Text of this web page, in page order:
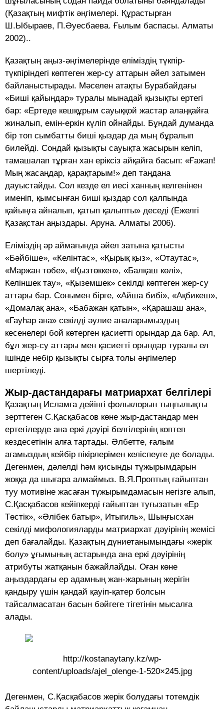
(Қазақтың мифтік әңгімелері. Құрастырған
Ш.Ыбыраев, П.Әуесбаева. Ғылым баспасы. Алматы
2002)..
Қазақтың аңыз-әңгімелерінде еліміздің түкпір-
түкпіріндегі көптеген жер-су аттарын әйел затымен
байланыстырады. Мәселен атақты Бурабайдағы
«Биші қайыңдар» туралы мынадай қызықты ертегі
бар: «Ертеде кешқұрым сауыққой жастар алаңқайға
жиналып, емін-еркін күліп ойнайды. Бұндай думанда
бір топ сымбатты биші қыздар да мың бұралып
билейді. Сондай қызықты сауықта жасырын келіп,
тамашалап тұрған хан еріксіз айқайға басып: «Ғажап!
Мың жасаңдар, қарақтарым!» деп таңдана
дауыстайды. Сол кезде ел иесі ханның келгенінен
именіп, қымсынған биші қыздар сол қалпында
қайыңға айналып, қатып қалыпты» деседі (Ежелгі
Қазақстан аңыздары. Аруна. Алматы 2006).
Еліміздің әр аймағында әйел затына қатысты
«Бәйбіше», «Келінтас», «Қырық қыз», «Отаутас»,
«Маржан төбе», «Қызтөккен», «Балқаш көлі»,
Келіншек тау», «Қыземшек» секілді көптеген жер-су
аттары бар. Сонымен бірге, «Айша бибі», «Ақбикеш»,
«Домалақ ана», «Бабажан қатын», «Қарашаш ана»,
«Гауһар ана» секілді әулие аналарымыздың
кесенелері бой көтерген қасиетті орындар да бар. Ал,
бұл жер-су аттары мен қасиетті орындар туралы ел
ішінде небір қызықты сырға толы әңгімелер
шертіледі.
Жыр-дастандарағы матриархат белгілері
Қазақтың Исламға дейінгі фольклорын тыңғылықты
зерттеген С.Қасқабасов көне жыр-дастандар мен
ертегілерде ана еркі дәуірі белгілерінің көптеп
кездесетінін алға тартады. Әлбетте, ғалым
ағамыздың кейбір пікірлерімен келіспеуге де болады.
Дегенмен, дәлелді һәм қисынды тұжырымдарын
жоққа да шығара алмаймыз. В.Я.Проптың ғайыптан
туу мотивіне жасаған тұжырымдамасын негізге алып,
С.Қасқабасов кейіпкерді ғайыптан туғызатын «Ер
Төстік», «Әлібек батыр», Итыгиль», Шыңғысхан
секілді мифологияларды матриархат дәуірінің жемісі
деп бағалайды. Қазақтың дүниетанымындағы «жерік
болу» ұғымының астарында ана еркі дәуірінің
атрибуты жатқанын бажайлайды. Оған көне
аңыздардағы ер адамның жан-жарының жерігін
қандыру үшін қандай қауіп-қатер болсын
тайсалмасатан басын бәйгеге тігетінін мысалға
алады.
http://kostanaytany.kz/wp-
content/uploads/ajel_olenge-1-520×245.jpg
Дегенмен, С.Қасқабасов жерік болудағы тотемдік